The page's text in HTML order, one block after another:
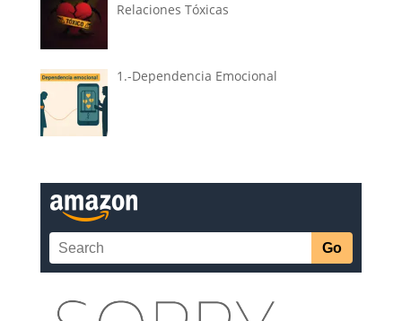
Relaciones Tóxicas
1.-Dependencia Emocional